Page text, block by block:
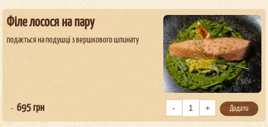
Філе лосося на пару
подається на подушці з вершкового шпинату
695 грн Додати